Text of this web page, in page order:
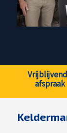
afspraak